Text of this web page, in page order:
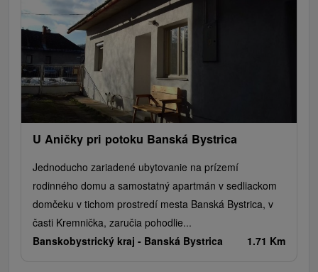
U Aničky pri potoku Banská Bystrica
Jednoducho zariadené ubytovanie na prízemí
rodinného domu a samostatný apartmán v sedliackom
domčeku v tichom prostredí mesta Banská Bystrica, v
časti Kremnička, zaručia pohodlie...
Banskobystrický kraj - Banská Bystrica 1.71 Km